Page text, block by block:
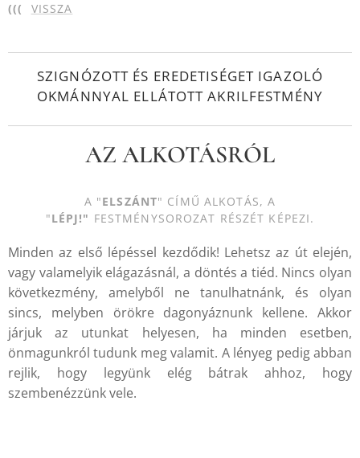
((( VISSZA
SZIGNÓZOTT ÉS EREDETISÉGET IGAZOLÓ
OKMÁNNYAL ELLÁTOTT AKRILFESTMÉNY
AZ ALKOTÁSRÓL
A "ELSZÁNT" CÍMŰ ALKOTÁS, A
"LÉPJ!" FESTMÉNYSOROZAT RÉSZÉT KÉPEZI.
Minden az első lépéssel kezdődik! Lehetsz az út elején,
vagy valamelyik elágazásnál, a döntés a tiéd. Nincs olyan
következmény, amelyből ne tanulhatnánk, és olyan
sincs, melyben örökre dagonyáznunk kellene. Akkor
járjuk az utunkat helyesen, ha minden esetben,
önmagunkról tudunk meg valamit. A lényeg pedig abban
rejlik, hogy legyünk elég bátrak ahhoz, hogy
szembenézzünk vele.